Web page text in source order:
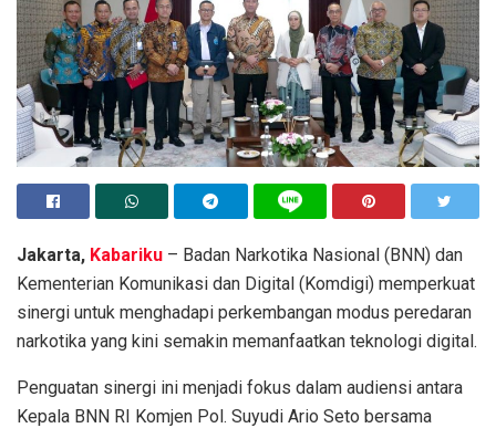
Jakarta, Kabariku – Badan Narkotika Nasional (BNN) dan
Kementerian Komunikasi dan Digital (Komdigi) memperkuat
sinergi untuk menghadapi perkembangan modus peredaran
narkotika yang kini semakin memanfaatkan teknologi digital.
Penguatan sinergi ini menjadi fokus dalam audiensi antara
Kepala BNN RI Komjen Pol. Suyudi Ario Seto bersama